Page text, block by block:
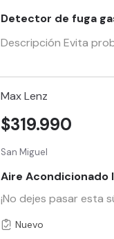
Detector de fuga
Descripción Evita
Max Lenz
San Miguel
Aire Acondicionado
¡No dejes pasar esta
$319.990
Nuevo